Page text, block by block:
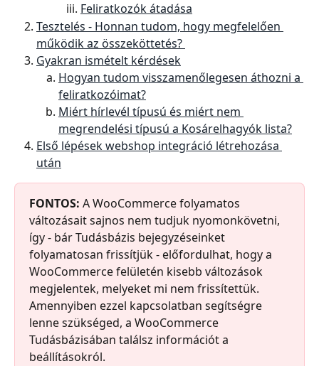
Feliratkozók átadása
Tesztelés - Honnan tudom, hogy megfelelően
működik az összeköttetés?
Gyakran ismételt kérdések
Hogyan tudom visszamenőlegesen áthozni a
feliratkozóimat?
Miért hírlevél típusú és miért nem
megrendelési típusú a Kosárelhagyók lista?
Első lépések webshop integráció létrehozása
után
FONTOS: A WooCommerce folyamatos
változásait sajnos nem tudjuk nyomonkövetni,
így - bár Tudásbázis bejegyzéseinket
folyamatosan frissítjük - előfordulhat, hogy a
WooCommerce felületén kisebb változások
megjelentek, melyeket mi nem frissítettük.
Amennyiben ezzel kapcsolatban segítségre
lenne szükséged, a WooCommerce
Tudásbázisában találsz információt a
beállításokról.